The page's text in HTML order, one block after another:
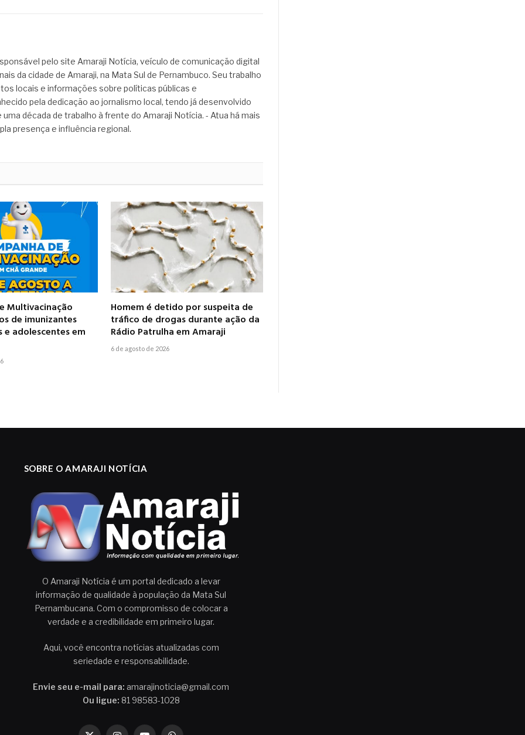
pelo site Amaraji Notícia, veículo de comunicação digital
da cidade de Amaraji, na Mata Sul de Pernambuco. Seu trabalho
locais e informações sobre políticas públicas e
pela dedicação ao jornalismo local, tendo já desenvolvido
década de trabalho à frente do Amaraji Notícia. - Atua há mais
presença e influência regional.
Multivacinação
de imunizantes
e adolescentes em
Homem é detido por suspeita de
tráfico de drogas durante ação da
Rádio Patrulha em Amaraji
6 de agosto de 2026
SOBRE O AMARAJI NOTÍCIA
O Amaraji Notícia é um portal dedicado a levar
informação de qualidade à população da Mata Sul
Pernambucana. Com o compromisso de colocar a
verdade e a credibilidade em primeiro lugar.
Aqui, você encontra notícias atualizadas com
seriedade e responsabilidade.
Envie seu e-mail para: amarajinoticia@gmail.com
Ou ligue: 81 98583-1028